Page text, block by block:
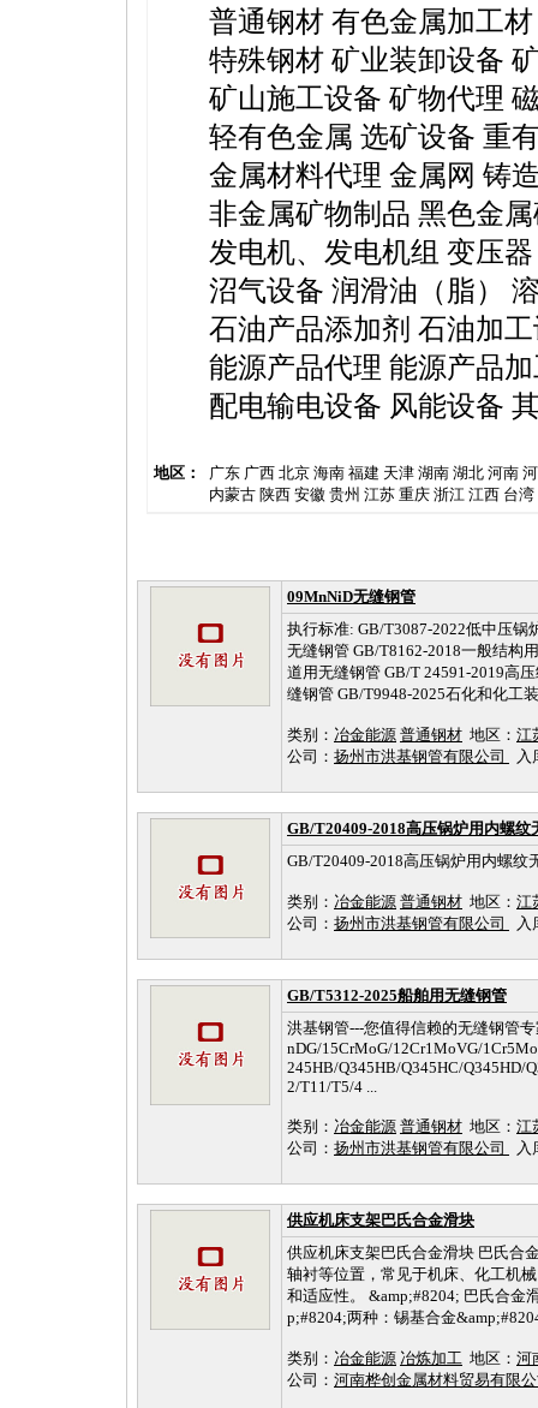
普通钢材 有色金属加工材
特殊钢材 矿业装卸设备
矿山施工设备 矿物代理
轻有色金属 选矿设备 重
金属材料代理 金属网 铸
非金属矿物制品 黑色金
发电机、发电机组 变压器
沼气设备 润滑油（脂）
石油产品添加剂 石油加
能源产品代理 能源产品
配电输电设备 风能设备
地区： 广东 广西 北京 海南 福建 天津 湖南 湖北 河南
内蒙古 陕西 安徽 贵州 江苏 重庆 浙江 江西 台湾
09MnNiD无缝钢管
执行标准: GB/T3087-2022低中压锅
无缝钢管 GB/T8162-2018一般结构
道用无缝钢管 GB/T 24591-2019高
缝钢管 GB/T9948-2025石化和化工
类别： 冶金能源 普通钢材 地区： 江
公司： 扬州市洪基钢管有限公司 入
GB/T20409-2018高压锅炉用内螺纹
GB/T20409-2018高压锅炉用内螺纹
类别： 冶金能源 普通钢材 地区： 江
公司： 扬州市洪基钢管有限公司 入
GB/T5312-2025船舶用无缝钢管
洪基钢管---您值得信赖的无缝钢管
nDG/15CrMoG/12Cr1MoVG/
245HB/Q345HB/Q345HC/Q345HD/
2/T11/T5/4 ...
类别： 冶金能源 普通钢材 地区： 江
公司： 扬州市洪基钢管有限公司 入
供应机床支架巴氏合金滑块
供应机床支架巴氏合金滑块 巴氏合
轴衬等位置，常见于机床、化工机
和适应性。 &amp;#8204; 巴氏合金
p;#8204;两种：锡基合金
类别： 冶金能源 冶炼加工 地区： 河
公司： 河南桦创金属材料贸易有限